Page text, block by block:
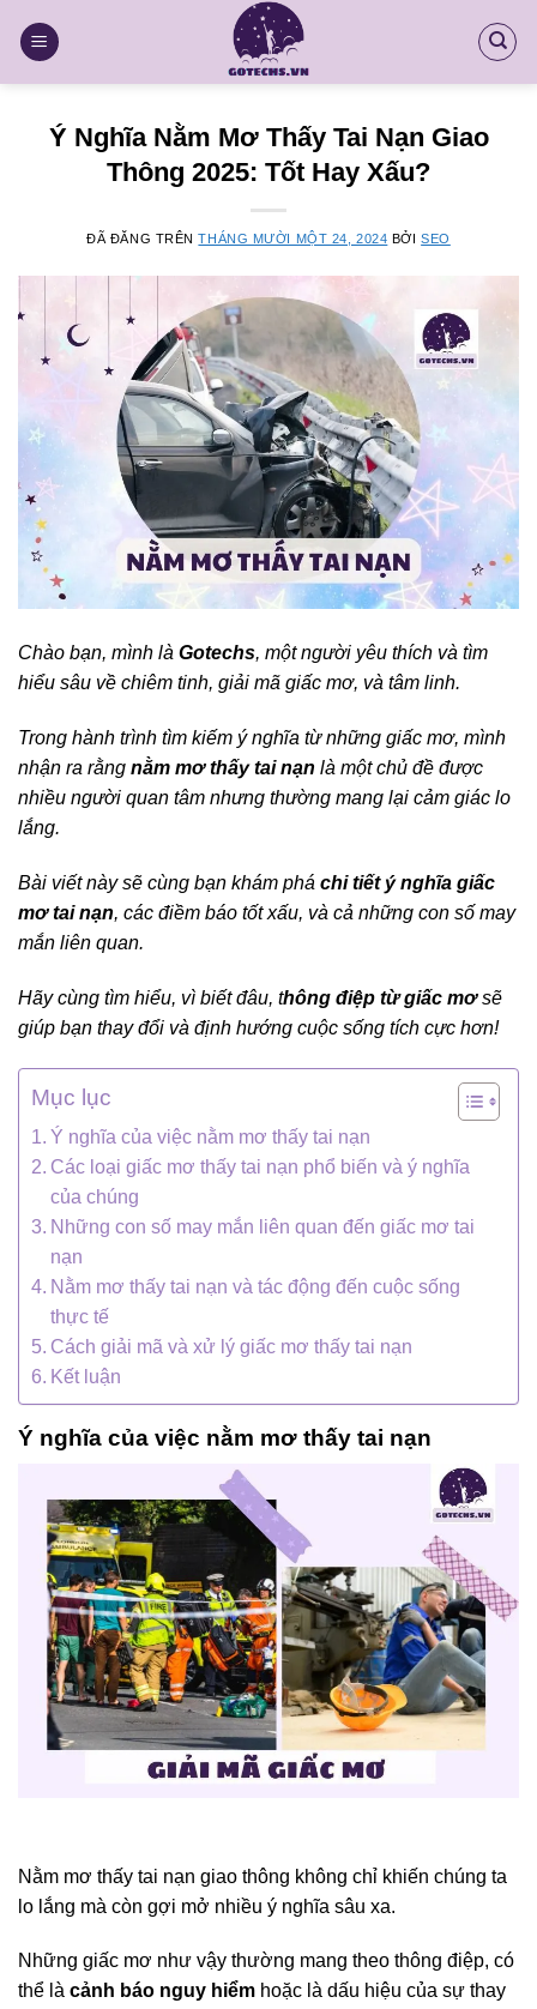
đến
Ý Nghĩa Nằm Mơ Thấy Tai Nạn Giao
Thông 2025: Tốt Hay Xấu?
ĐÃ ĐĂNG TRÊNTHÁNG MƯỜI MỘT 24, 2024 BỞISEO
Chào bạn, mình là Gotechs, một người yêu thích và tìm
hiểu sâu về chiêm tinh, giải mã giấc mơ, và tâm linh.
Trong hành trình tìm kiếm ý nghĩa từ những giấc mơ, mình
nhận ra rằng nằm mơ thấy tai nạn là một chủ đề được
nhiều người quan tâm nhưng thường mang lại cảm giác lo
lắng.
Bài viết này sẽ cùng bạn khám phá chi tiết ý nghĩa giấc
mơ tai nạn, các điềm báo tốt xấu, và cả những con số may
mắn liên quan.
Hãy cùng tìm hiểu, vì biết đâu, thông điệp từ giấc mơsẽ
giúp bạn thay đổi và định hướng cuộc sống tích cực hơn!
Mục lục
Ý nghĩa của việc nằm mơ thấy tai nạn
Các loại giấc mơ thấy tai nạn phổ biến và ý nghĩa
của chúng
Những con số may mắn liên quan đến giấc mơ tai
nạn
Nằm mơ thấy tai nạn và tác động đến cuộc sống
thực tế
Cách giải mã và xử lý giấc mơ thấy tai nạn
Kết luận
Ý nghĩa của việc nằm mơ thấy tai nạn
Nằm mơ thấy tai nạn giao thông không chỉ khiến chúng ta
lo lắng mà còn gợi mở nhiều ý nghĩa sâu xa.
Những giấc mơ như vậy thường mang theo thông điệp, có
thể là cảnh báo nguy hiểm hoặc là dấu hiệu của sự thay